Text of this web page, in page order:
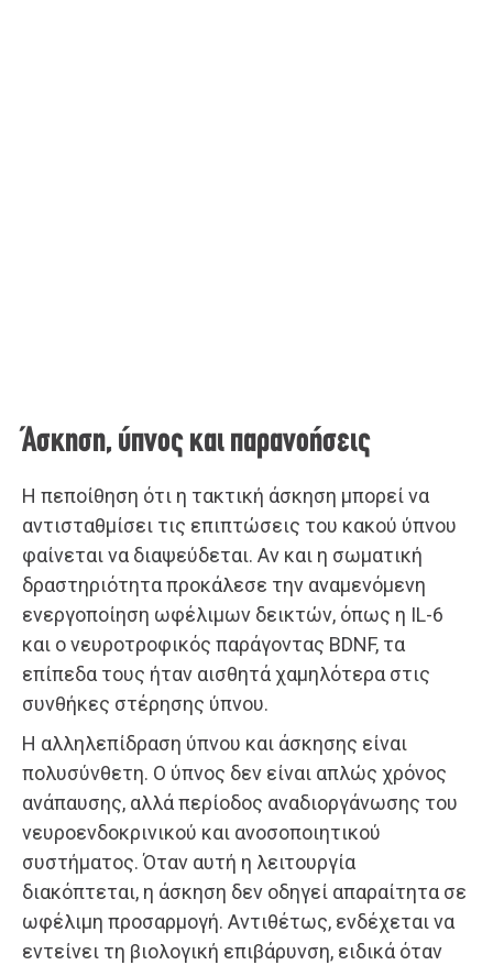
Άσκηση, ύπνος και παρανοήσεις
Η πεποίθηση ότι η τακτική άσκηση μπορεί να
αντισταθμίσει τις επιπτώσεις του κακού ύπνου
φαίνεται να διαψεύδεται. Αν και η σωματική
δραστηριότητα προκάλεσε την αναμενόμενη
ενεργοποίηση ωφέλιμων δεικτών, όπως η IL-6
και ο νευροτροφικός παράγοντας BDNF, τα
επίπεδα τους ήταν αισθητά χαμηλότερα στις
συνθήκες στέρησης ύπνου.
Η αλληλεπίδραση ύπνου και άσκησης είναι
πολυσύνθετη. Ο ύπνος δεν είναι απλώς χρόνος
ανάπαυσης, αλλά περίοδος αναδιοργάνωσης του
νευροενδοκρινικού και ανοσοποιητικού
συστήματος. Όταν αυτή η λειτουργία
διακόπτεται, η άσκηση δεν οδηγεί απαραίτητα σε
ωφέλιμη προσαρμογή. Αντιθέτως, ενδέχεται να
εντείνει τη βιολογική επιβάρυνση, ειδικά όταν